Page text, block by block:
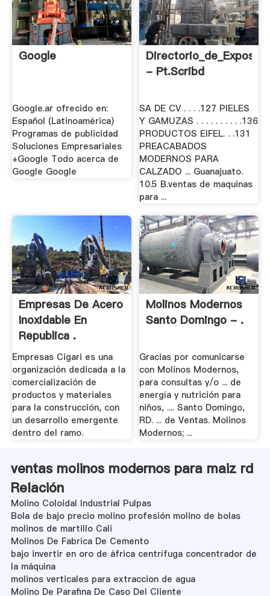
Google
Google.ar ofrecido en:
Español (Latinoamérica)
Programas de publicidad
Soluciones Empresariales
+Google Todo acerca de
Google Google
- Pt.scribd
SA DE CV . . . .127 PIELES
Y GAMUZAS . . . . . . . . . .136
PRODUCTOS EIFEL. . .131
PREACABADOS
MODERNOS PARA
CALZADO ... Guanajuato.
10.5 B.ventas de maquinas
para ...
Empresas De Acero
Inoxidable En
Republica .
Empresas Cigari es una
organización dedicada a la
comercialización de
productos y materiales
para la construcción, con
un desarrollo emergente
dentro del ramo.
Molinos Modernos
Santo Domingo - .
Gracias por comunicarse
con Molinos Modernos,
para consultas y/o ... de
energía y nutrición para
niños, .... Santo Domingo,
RD. ... de Ventas. Molinos
Modernos; ...
ventas molinos modernos para maiz rd
Relación
Molino Coloidal Industrial Pulpas
Bola de bajo precio molino profesión molino de bolas
molinos de martillo Cali
Molinos De Fabrica De Cemento
bajo invertir en oro de áfrica centrífuga concentrador de
la máquina
molinos verticales para extraccion de agua
Molino De Parafina De Caso Del Cliente